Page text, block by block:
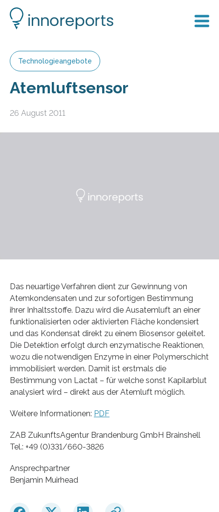
Technologieangebote
Atemluftsensor
26 August 2011
Das neuartige Verfahren dient zur Gewinnung von
Atemkondensaten und zur sofortigen Bestimmung
ihrer Inhaltsstoffe. Dazu wird die Ausatemluft an einer
funktionalisierten oder aktivierten Fläche kondensiert
und das Kondensat direkt zu einem Biosensor geleitet.
Die Detektion erfolgt durch enzymatische Reaktionen,
wozu die notwendigen Enzyme in einer Polymerschicht
immobilisiert werden. Damit ist erstmals die
Bestimmung von Lactat – für welche sonst Kapilarblut
analysiert wird – direkt aus der Atemluft möglich.
Weitere Informationen: PDF
ZAB ZukunftsAgentur Brandenburg GmbH Brainshell
Tel.: +49 (0)331/660-3826
Ansprechpartner
Benjamin Muirhead